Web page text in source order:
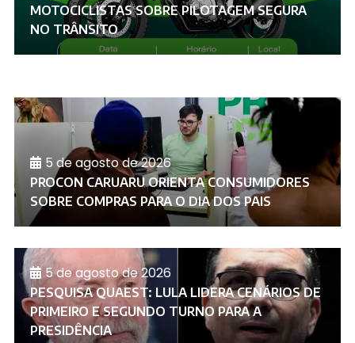
MOTOCICLISTAS SOBRE PILOTAGEM SEGURA
NO TRÂNSITO
5 de agosto de 2026
PROCON CARUARU ORIENTA CONSUMIDORES
SOBRE COMPRAS PARA O DIA DOS PAIS
5 de agosto de 2026
PESQUISA QUAEST: LULA LIDERA CENÁRIOS DE
PRIMEIRO E SEGUNDO TURNO PARA A
PRESIDÊNCIA